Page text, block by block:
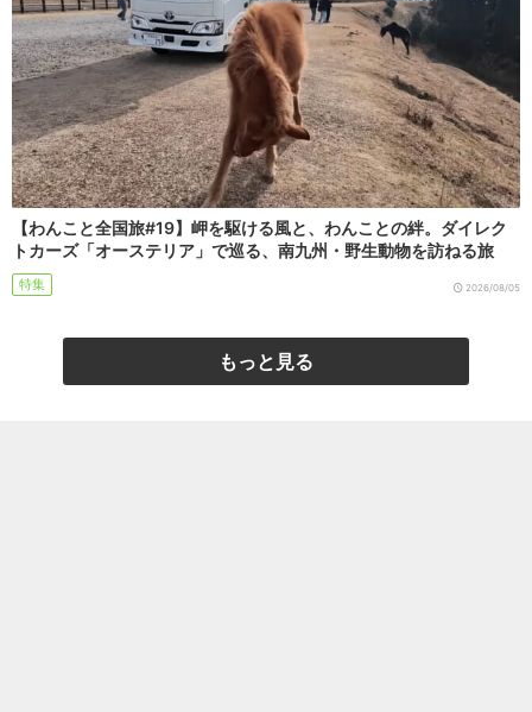
【わんこと全国旅#19】岬を駆ける風と、わんことの絆。ダイレク
トカーズ「オーステリア」で巡る、南九州・野生動物を訪ねる旅
特集 2026/08/05
もっと見る